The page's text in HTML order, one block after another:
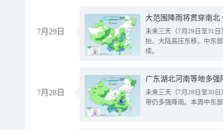
7月29日
大范围降雨将贯穿南
未来三天（7月29日至31
抬、大陆高压东移，中东
续。
7月28日
广东湖北河南等地多
未来三天（7月28日至30
带仍多强降雨。本周中东